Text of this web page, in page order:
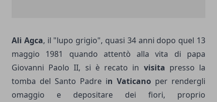
Ali Agca, il "lupo grigio", quasi 34 anni dopo quel 13
maggio 1981 quando attentò alla vita di papa
Giovanni Paolo II, si è recato in visita presso la
tomba del Santo Padre in Vaticano per rendergli
omaggio e depositare dei fiori, proprio